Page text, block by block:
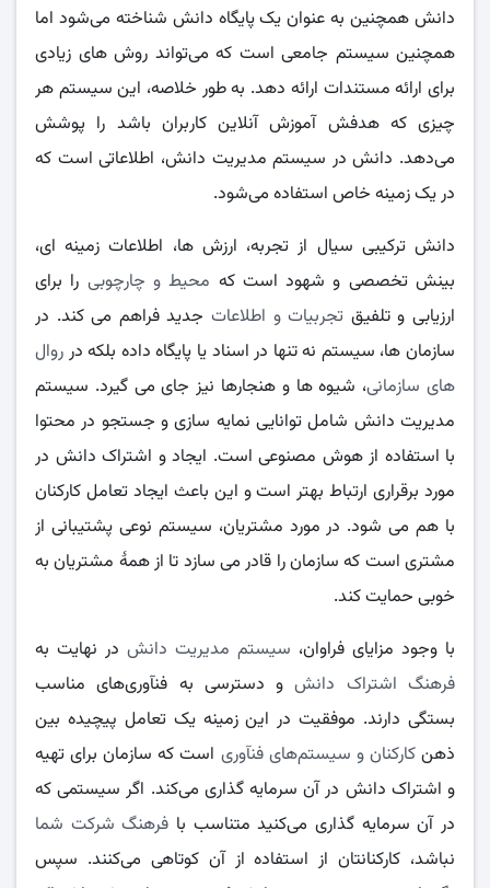
دانش همچنین به عنوان یک پایگاه دانش شناخته می‌شود اما
همچنین سیستم جامعی است که می‌تواند روش‌ های زیادی
برای ارائه مستندات ارائه دهد. به طور خلاصه، این سیستم هر
چیزی که هدفش آموزش آنلاین کاربران باشد را پوشش
می‌دهد. دانش در سیستم مدیریت دانش، اطلاعاتی است که
در یک زمینه خاص استفاده می‌شود.
دانش ترکیبی سیال از تجربه، ارزش‌ ها، اطلاعات زمینه‌ ای،
بینش تخصصی و شهود است که محیط و چارچوبی را برای
ارزیابی و تلفیق تجربیات و اطلاعات جدید فراهم می‌ کند. در
سازمان‌ ها، سیستم نه تنها در اسناد یا پایگاه داده بلکه در روال‌
های سازمانی، شیوه‌ ها و هنجارها نیز جای می‌ گیرد. سیستم
مدیریت دانش شامل توانایی نمایه سازی و جستجو در محتوا
با استفاده از هوش مصنوعی است. ایجاد و اشتراک دانش در
مورد برقراری ارتباط بهتر است و این باعث ایجاد تعامل کارکنان
با هم می‌ شود. در مورد مشتریان، سیستم نوعی پشتیبانی از
مشتری است که سازمان را قادر می‌ سازد تا از همۀ مشتریان به
خوبی حمایت کند.
با وجود مزایای فراوان، سیستم مدیریت دانش در نهایت به
فرهنگ اشتراک دانشو دسترسی به فنآوری‌های مناسب
بستگی دارند. موفقیت در این زمینه یک تعامل پیچیده بین
ذهنکارکنان و سیستم‌های فنآوری است که سازمان برای تهیه
و اشتراک دانش در آن سرمایه گذاری می‌کند. اگر سیستمی که
در آن سرمایه گذاری می‌کنید متناسب با فرهنگ شرکت شما
نباشد، کارکنانتان از استفاده از آن کوتاهی می‌کنند. سپس